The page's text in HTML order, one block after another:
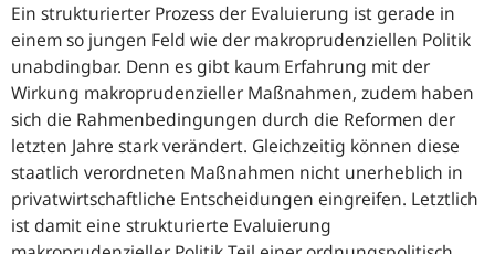
Ein strukturierter Prozess der Evaluierung ist gerade in
einem so jungen Feld wie der makroprudenziellen Politik
unabdingbar. Denn es gibt kaum Erfahrung mit der
Wirkung makroprudenzieller Maßnahmen, zudem haben
sich die Rahmenbedingungen durch die Reformen der
letzten Jahre stark verändert. Gleichzeitig können diese
staatlich verordneten Maßnahmen nicht unerheblich in
privatwirtschaftliche Entscheidungen eingreifen. Letztlich
ist damit eine strukturierte Evaluierung